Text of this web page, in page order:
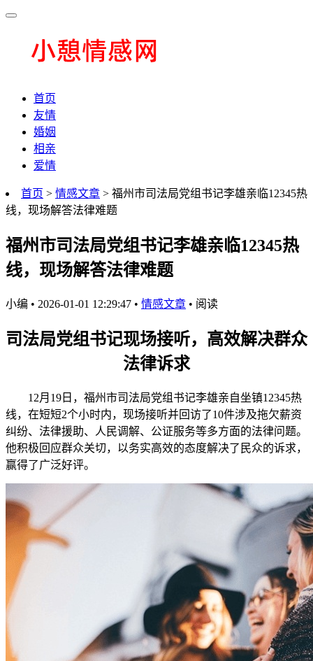
首页
友情
婚姻
相亲
爱情
首页 > 情感文章 > 福州市司法局党组书记李雄亲临12345热
线，现场解答法律难题
福州市司法局党组书记李雄亲临12345热
线，现场解答法律难题
小编 • 2026-01-01 12:29:47 • 情感文章 • 阅读
司法局党组书记现场接听，高效解决群众
法律诉求
12月19日，福州市司法局党组书记李雄亲自坐镇12345热
线，在短短2个小时内，现场接听并回访了10件涉及拖欠薪资
纠纷、法律援助、人民调解、公证服务等多方面的法律问题。
他积极回应群众关切，以务实高效的态度解决了民众的诉求，
赢得了广泛好评。